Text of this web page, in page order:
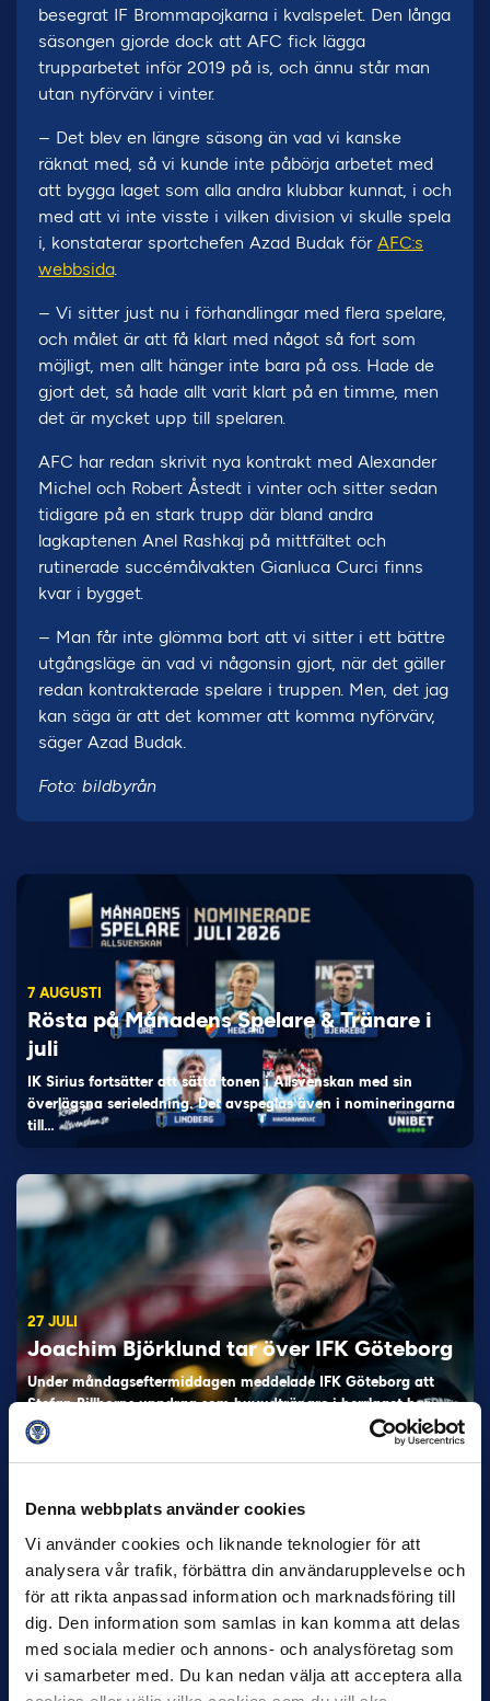
Denna webbplats använder cookies
Vi använder cookies och liknande teknologier för att
analysera vår trafik, förbättra din användarupplevelse och
för att rikta anpassad information och marknadsföring till
dig. Den information som samlas in kan komma att delas
med sociala medier och annons- och analysföretag som
vi samarbeter med. Du kan nedan välja att acceptera alla
besegrat IF Brommapojkarna i kvalspelet. Den långa
säsongen gjorde dock att AFC fick lägga
trupparbetet inför 2019 på is, och ännu står man
utan nyförvärv i vinter.
– Det blev en längre säsong än vad vi kanske
räknat med, så vi kunde inte påbörja arbetet med
att bygga laget som alla andra klubbar kunnat, i och
med att vi inte visste i vilken division vi skulle spela
i, konstaterar sportchefen Azad Budak för AFC:s
webbsida.
– Vi sitter just nu i förhandlingar med flera spelare,
och målet är att få klart med något så fort som
möjligt, men allt hänger inte bara på oss. Hade de
gjort det, så hade allt varit klart på en timme, men
det är mycket upp till spelaren.
AFC har redan skrivit nya kontrakt med Alexander
Michel och Robert Åstedt i vinter och sitter sedan
tidigare på en stark trupp där bland andra
lagkaptenen Anel Rashkaj på mittfältet och
rutinerade succémålvakten Gianluca Curci finns
kvar i bygget.
– Man får inte glömma bort att vi sitter i ett bättre
utgångsläge än vad vi någonsin gjort, när det gäller
redan kontrakterade spelare i truppen. Men, det jag
kan säga är att det kommer att komma nyförvärv,
säger Azad Budak.
Foto: bildbyrån
7 AUGUSTI
Rösta på Månadens Spelare & Tränare i
juli
IK Sirius fortsätter att sätta tonen i Allsvenskan med sin
överlägsna serieledning. Det avspeglas även i nomineringarna
till…
27 JULI
Joachim Björklund tar över IFK Göteborg
Under måndagseftermiddagen meddelade IFK Göteborg att
Stefan Billborns uppdrag som huvudtränare i herrlaget har
avslutats.…
30 JUNI
Helstrup ny tränare i Malmö FF